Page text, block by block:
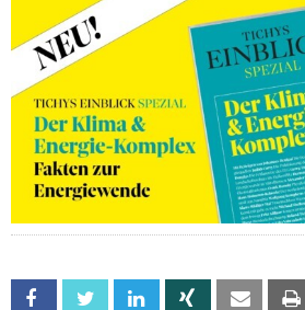
Facebook Twitter Linkedin Xing Email